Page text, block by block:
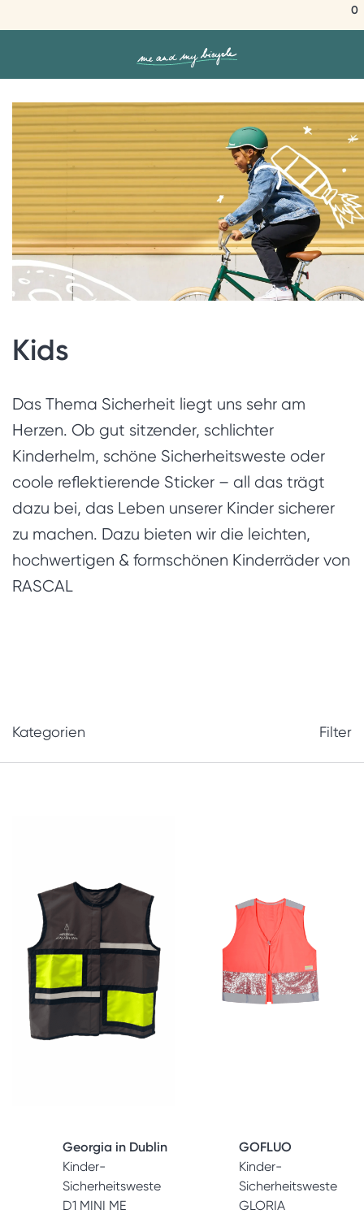
0
Kids
Das Thema Sicherheit liegt uns sehr am
Herzen. Ob gut sitzender, schlichter
Kinderhelm, schöne Sicherheitsweste oder
coole reflektierende Sticker – all das trägt
dazu bei, das Leben unserer Kinder sicherer
zu machen. Dazu bieten wir die leichten,
hochwertigen & formschönen Kinderräder von
RASCAL
Kategorien Filter
Georgia in Dublin
Kinder-
Sicherheitsweste
D1 MINI ME
GOFLUO
Kinder-
Sicherheitsweste
GLORIA